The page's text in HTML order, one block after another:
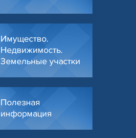
Имущество.
Недвижимость.
Земельные участки
Полезная
информация